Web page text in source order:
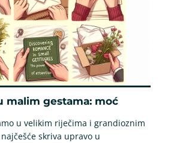
malim gestama: moć
u velikim riječima i grandioznim
skriva upravo u